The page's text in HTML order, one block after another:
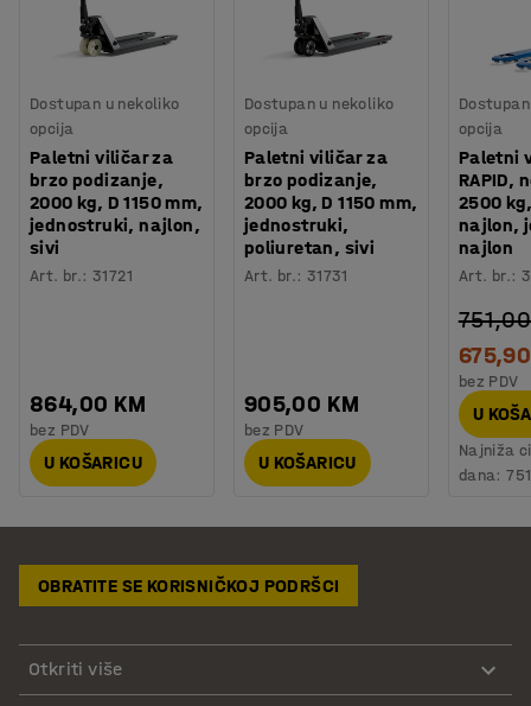
Dostupan u nekoliko
opcija
Paletni viličar za
brzo podizanje,
2000 kg, D 1150 mm,
jednostruki, najlon,
sivi
Art. br.:31721
864,00 KM
bez PDV
U KOŠARICU
Dostupan u nekoliko
opcija
Paletni viličar za
brzo podizanje,
2000 kg, D 1150 mm,
jednostruki,
poliuretan, sivi
Art. br.: 31731
905,00 KM
bez PDV
U KOŠARICU
opcija
Paletni
RAPID,
2500
najlon,
najlon
Art. br.:
bez PDV
U
Najniža
dana:
OBRATITE SE KORISNIČKOJ PODRŠCI
Otkriti više